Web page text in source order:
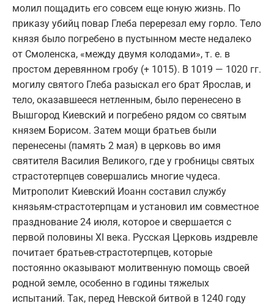
молил пощадить его совсем еще юную жизнь. По
приказу убийц повар Глеба перерезал ему горло. Тело
князя было погребено в пустынном месте недалеко
от Смоленска, «между двумя колодами», т. е. в
простом деревянном гробу (+ 1015). В 1019 — 1020 гг.
могилу святого Глеба разыскал его брат Ярослав, и
тело, оказавшееся нетленным, было перенесено в
Вышгород Киевский и погребено рядом со святым
князем Борисом. Затем мощи братьев были
перенесены (память 2 мая) в церковь во имя
святителя Василия Великого, где у гробницы святых
страстотерпцев совершались многие чудеса.
Митрополит Киевский Иоанн составил службу
князьям-страстотерпцам и установил им совместное
празднование 24 июля, которое и свершается с
первой половины XI века. Русская Церковь издревле
почитает братьев-страстотерпцев, которые
постоянно оказывают молитвенную помощь своей
родной земле, особенно в годины тяжелых
испытаний. Так, перед Невской битвой в 1240 году